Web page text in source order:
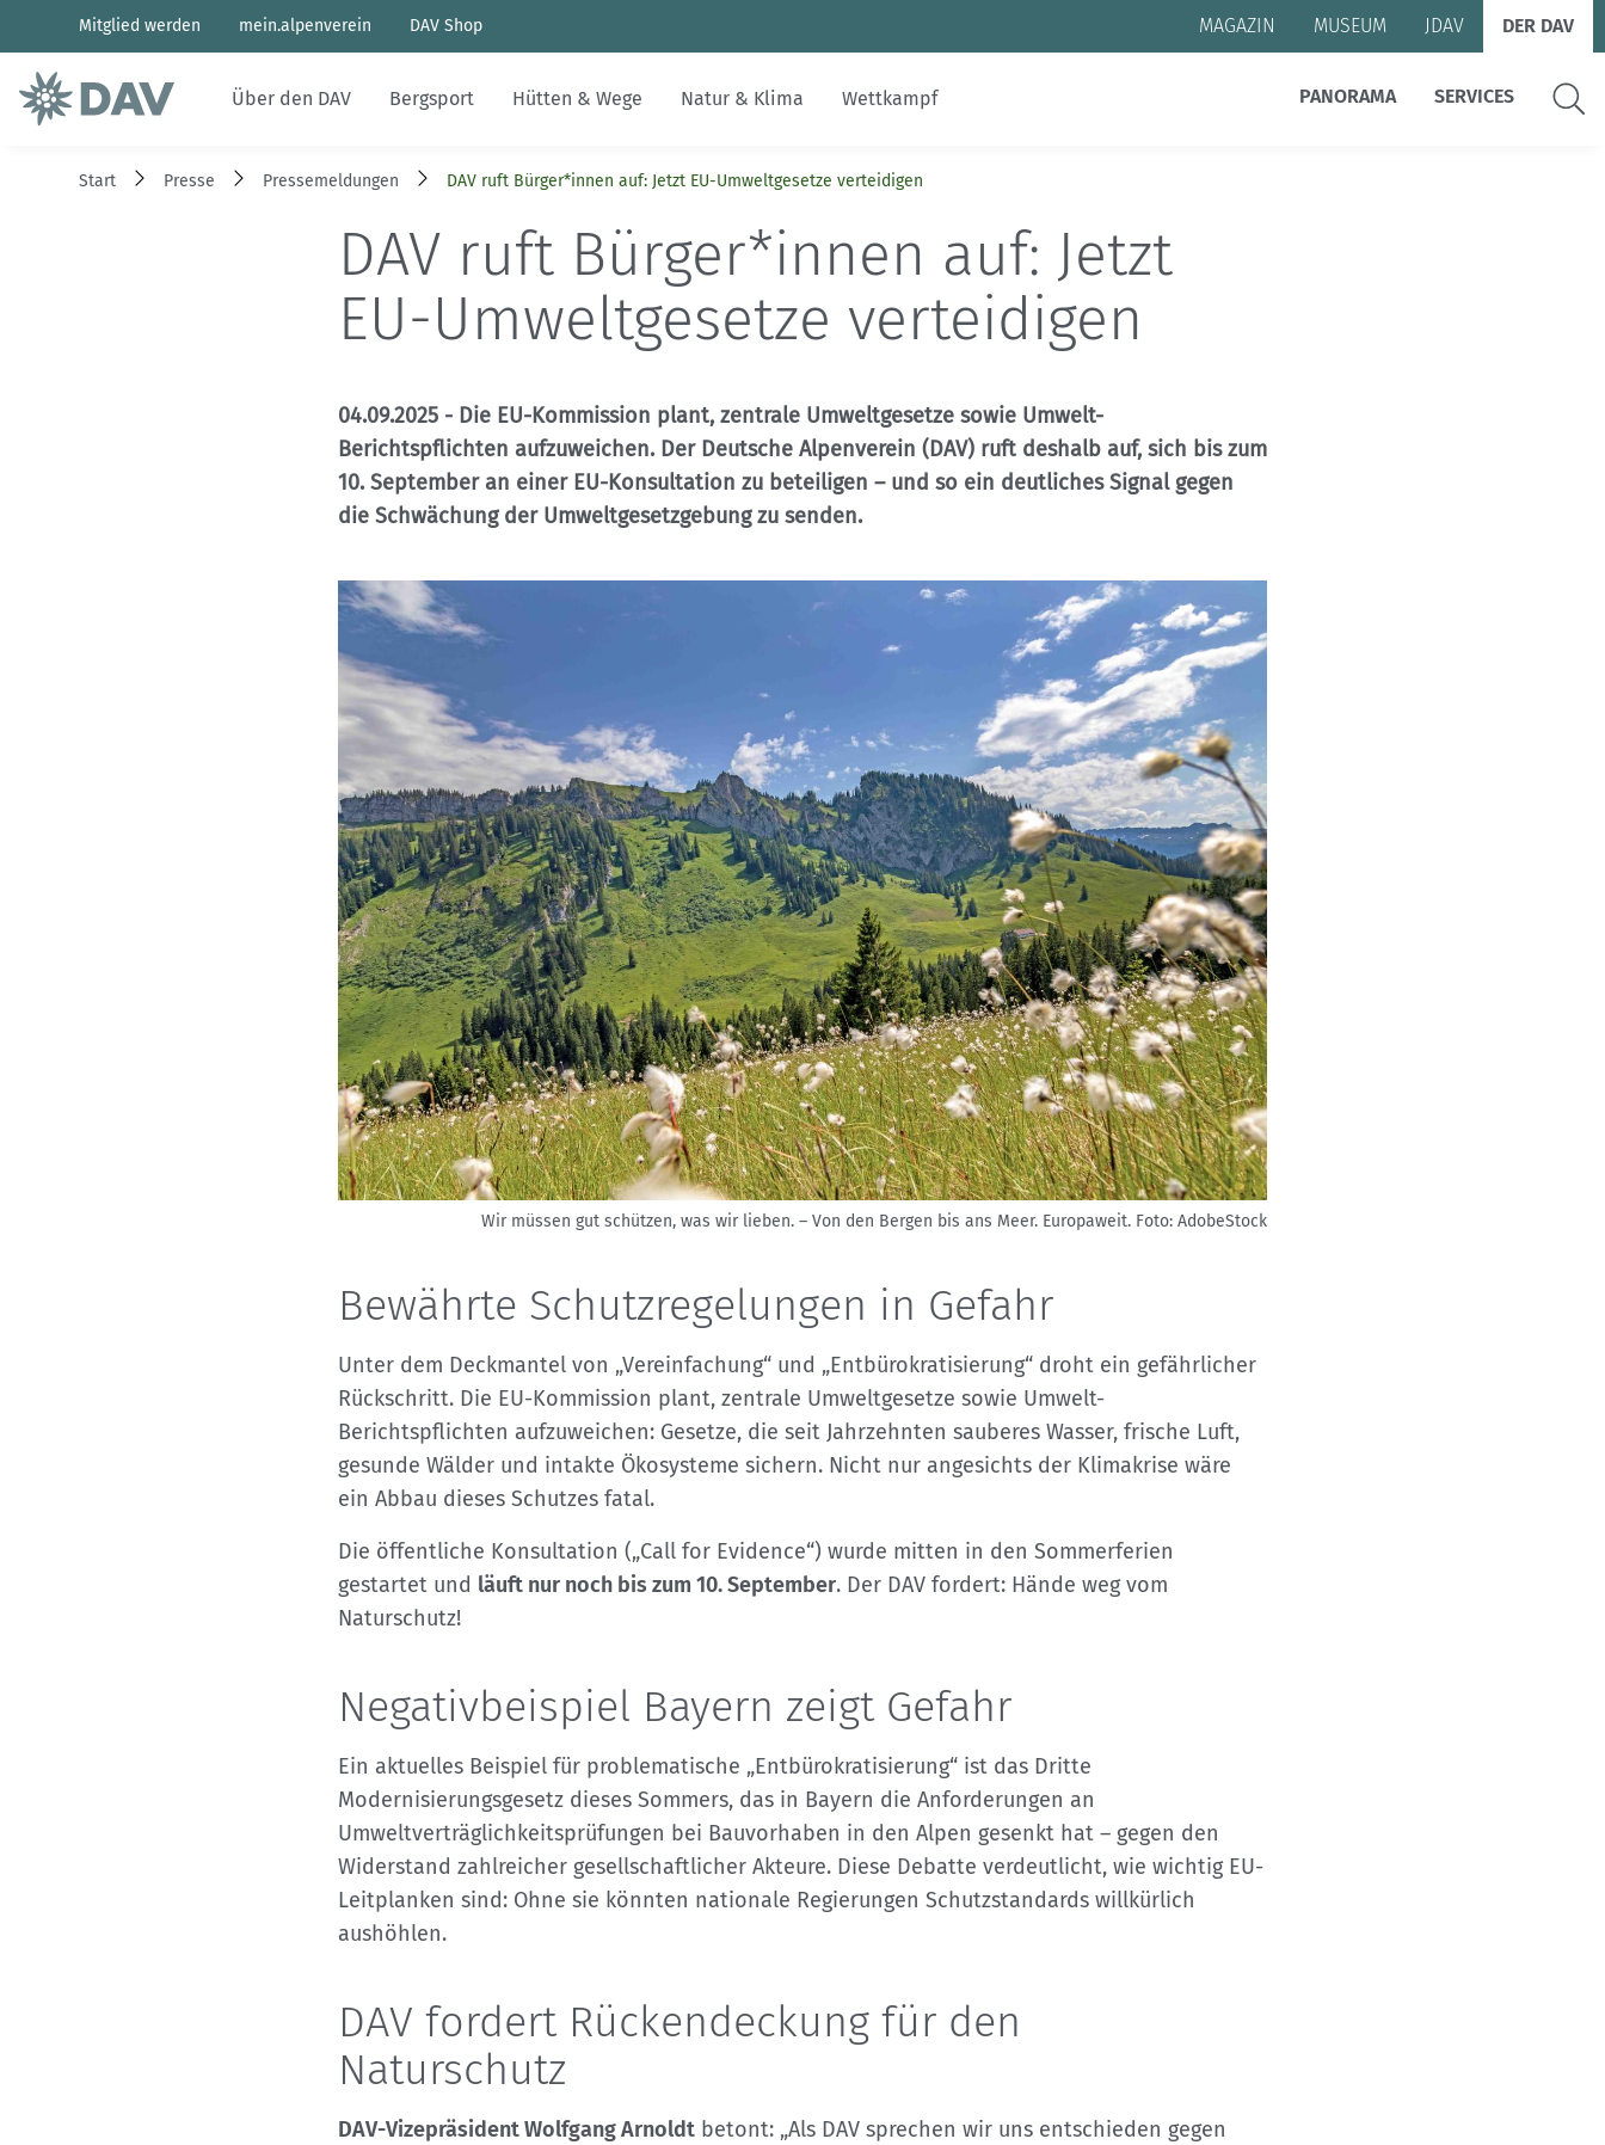
Mitglied werden mein.alpenverein DAV Shop MAGAZIN MUSEUM JDAV DER DAV
Über den DAV
Sponsoren und Partner
Digitalisierung im DAV
Kontakt
DAVintern
Bergsport
Bildung
Leistungsbergsteigen
Hütten & Wege
Kartographie
Natur & Klima
Nachhaltigkeit & Klimaschutz
Erhalt unerschlossener Räume
Naturschutzverfahren
Wettkampf PANORAMA
Geschichten von draußen
FAQs
Mediadaten
SERVICES
Last-Minute-Hüttenbett
DAV-Felsinfo
Notruf
Krisenintervention
Versicherungen
Sektionensuche
Suche
Start Presse Pressemeldungen DAV ruft Bürger*innen auf: Jetzt EU-Umweltgesetze verteidigen
DAV ruft Bürger*innen auf: Jetzt
EU-Umweltgesetze verteidigen
04.09.2025 - Die EU-Kommission plant, zentrale Umweltgesetze sowie Umwelt-
Berichtspflichten aufzuweichen. Der Deutsche Alpenverein (DAV) ruft deshalb auf, sich bis zum
10. September an einer EU-Konsultation zu beteiligen – und so ein deutliches Signal gegen
die Schwächung der Umweltgesetzgebung zu senden.
Wir müssen gut schützen, was wir lieben. – Von den Bergen bis ans Meer. Europaweit. Foto: AdobeStock
Bewährte Schutzregelungen in Gefahr
Unter dem Deckmantel von „Vereinfachung“ und „Entbürokratisierung“ droht ein gefährlicher
Rückschritt. Die EU-Kommission plant, zentrale Umweltgesetze sowie Umwelt-
Berichtspflichten aufzuweichen: Gesetze, die seit Jahrzehnten sauberes Wasser, frische Luft,
gesunde Wälder und intakte Ökosysteme sichern. Nicht nur angesichts der Klimakrise wäre
ein Abbau dieses Schutzes fatal.
Die öffentliche Konsultation („Call for Evidence“) wurde mitten in den Sommerferien
gestartet und läuft nur noch bis zum 10. September. Der DAV fordert: Hände weg vom
Naturschutz!
Negativbeispiel Bayern zeigt Gefahr
Ein aktuelles Beispiel für problematische „Entbürokratisierung“ ist das Dritte
Modernisierungsgesetz dieses Sommers, das in Bayern die Anforderungen an
Umweltverträglichkeitsprüfungen bei Bauvorhaben in den Alpen gesenkt hat – gegen den
Widerstand zahlreicher gesellschaftlicher Akteure. Diese Debatte verdeutlicht, wie wichtig EU-
Leitplanken sind: Ohne sie könnten nationale Regierungen Schutzstandards willkürlich
aushöhlen.
DAV fordert Rückendeckung für den
Naturschutz
DAV-Vizepräsident Wolfgang Arnoldt betont: „Als DAV sprechen wir uns entschieden gegen